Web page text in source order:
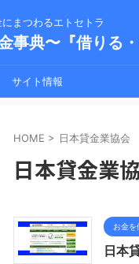
にまつわるエトセトラ
事典〜『借りる
サイト情報
HOME > 日本貸金業協会
日本貸金業
お金を
日本